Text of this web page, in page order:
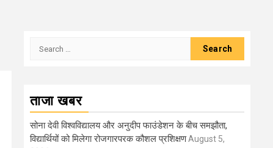
Search
ताजा खबर
सोना देवी विश्वविद्यालय और अनुदीप फाउंडेशन के बीच समझौता,
विद्यार्थियों को मिलेगा रोजगारपरक कौशल प्रशिक्षणAugust 5,